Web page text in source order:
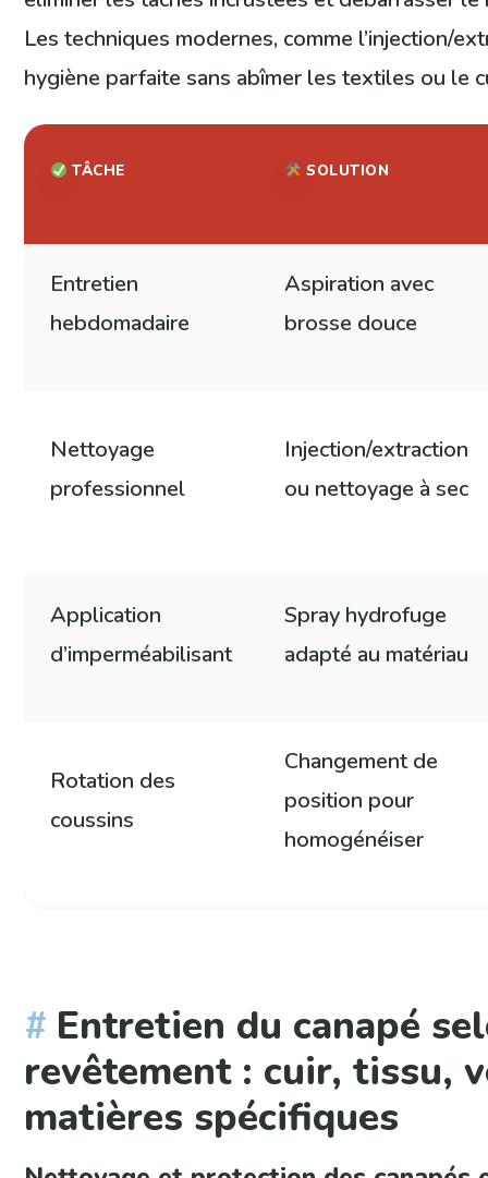
Les techniques modernes, comme l’injection/
hygiène parfaite sans abîmer les textiles ou le
TÂCHE SOLUTION
Entretien
hebdomadaire
Aspiration avec
brosse douce
Nettoyage
professionnel
Injection/extraction
ou nettoyage à sec
Application
d’imperméabilisant
Spray hydrofuge
adapté au matériau
Rotation des
coussins
Changement de
position pour
homogénéiser
Entretien du canapé
revêtement : cuir, tissu,
matières spécifiques